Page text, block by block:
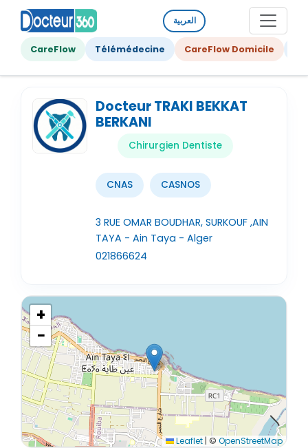
العربية
CareFlow Télémédecine CareFlow Domicile
Docteur TRAKI BEKKAT
BERKANI
Chirurgien Dentiste
CNAS CASNOS
3 RUE OMAR BOUDHAR, SURKOUF ,AIN
TAYA - Ain Taya - Alger
021866624
+
−
Leaflet | © OpenStreetMap